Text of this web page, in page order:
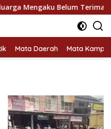
Belum Terima
Mata Daerah Mata